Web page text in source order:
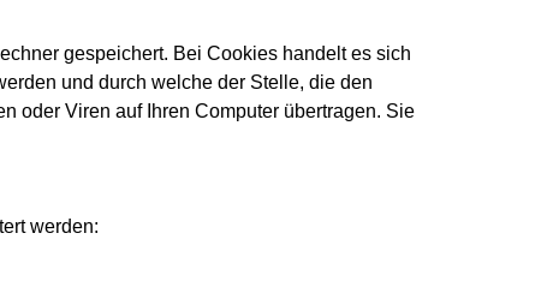
gespeichert. Bei Cookies handelt es sich
und durch welche der Stelle, die den
oder Viren auf Ihren Computer übertragen. Sie
werden: